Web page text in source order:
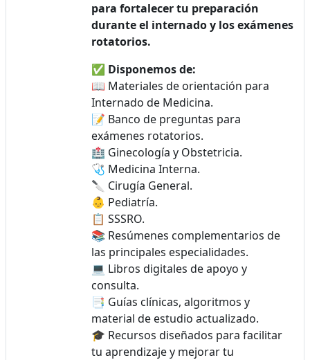
para fortalecer tu preparación
durante el internado y los exámenes
rotatorios.
✅ Disponemos de:
📖 Materiales de orientación para
Internado de Medicina.
📝 Banco de preguntas para
exámenes rotatorios.
🏥 Ginecología y Obstetricia.
🩺 Medicina Interna.
🔪 Cirugía General.
👶 Pediatría.
📋 SSSRO.
📚 Resúmenes complementarios de
las principales especialidades.
💻 Libros digitales de apoyo y
consulta.
📑 Guías clínicas, algoritmos y
material de estudio actualizado.
🎓 Recursos diseñados para facilitar
tu aprendizaje y mejorar tu